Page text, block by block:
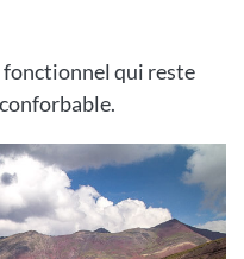
fonctionnel qui reste